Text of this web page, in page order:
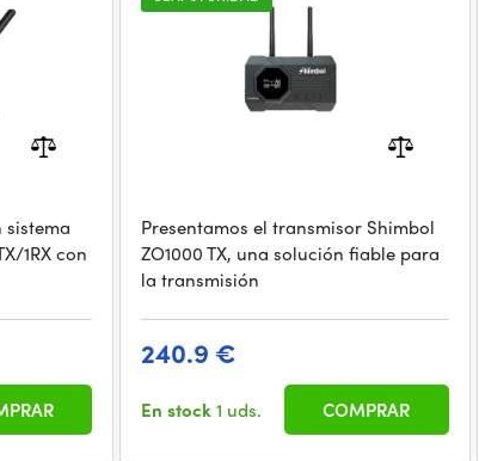
1RX con
Presentamos el transmisor Shimbol
ZO1000 TX, una solución fiable para
la transmisión
240.9 €
En stock1 uds. COMPRAR